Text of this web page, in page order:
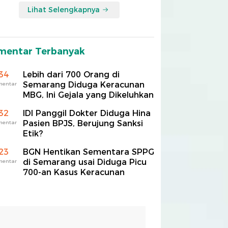
Lihat Selengkapnya
Terbanyak
Lebih dari 700 Orang di
Semarang Diduga Keracunan
MBG, Ini Gejala yang Dikeluhkan
IDI Panggil Dokter Diduga Hina
Pasien BPJS, Berujung Sanksi
Etik?
BGN Hentikan Sementara SPPG
di Semarang usai Diduga Picu
700-an Kasus Keracunan